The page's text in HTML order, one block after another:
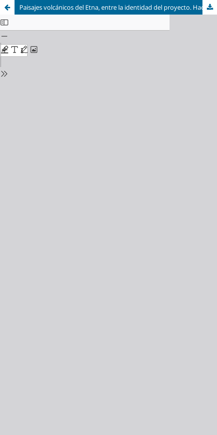
Paisajes volcánicos del Etna, entre la identidad del proyecto. Hacia un ecomuseo del flujo de lava de 1669